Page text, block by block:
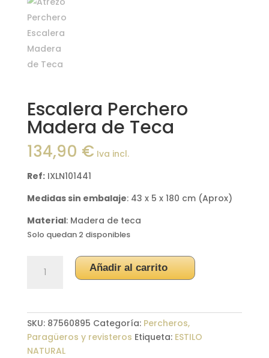
Escalera Perchero
Madera de Teca
134,90 € Iva incl.
Ref:IXLN101441
Medidas sin embalaje: 43 x 5 x 180 cm (Aprox)
Material: Madera de teca
Solo quedan 2 disponibles
Perchero
Teca
cantidad
Añadir al carrito
SKU: 87560895 Categoría: Percheros,
Paragüeros y revisteros Etiqueta: ESTILO
NATURAL